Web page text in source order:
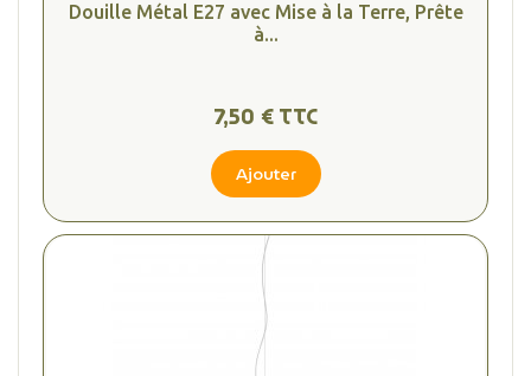
Douille Métal E27 avec Mise à la Terre, Prête
à...
7,50 € TTC
Ajouter